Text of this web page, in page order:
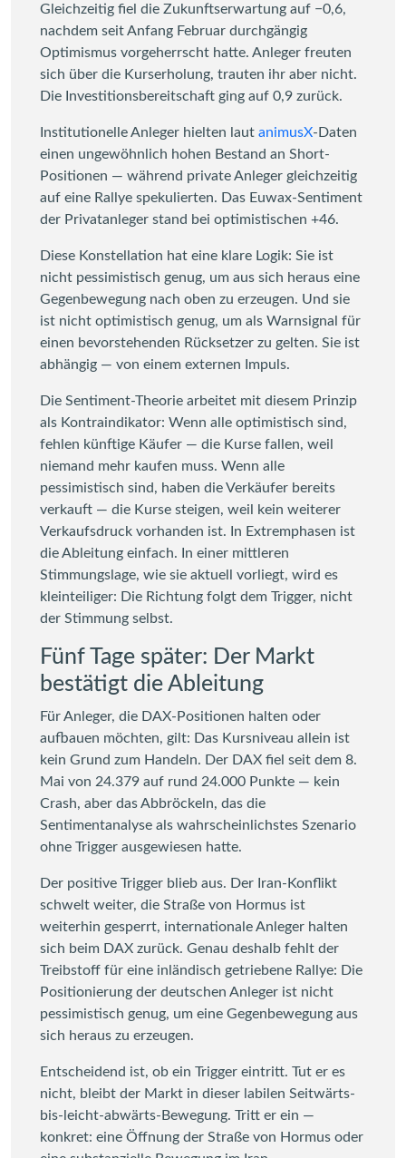
Gleichzeitig fiel die Zukunftserwartung auf −0,6,
nachdem seit Anfang Februar durchgängig
Optimismus vorgeherrscht hatte. Anleger freuten
sich über die Kurserholung, trauten ihr aber nicht.
Die Investitionsbereitschaft ging auf 0,9 zurück.
Institutionelle Anleger hielten laut animusX-Daten
einen ungewöhnlich hohen Bestand an Short-
Positionen — während private Anleger gleichzeitig
auf eine Rallye spekulierten. Das Euwax-Sentiment
der Privatanleger stand bei optimistischen +46.
Diese Konstellation hat eine klare Logik: Sie ist
nicht pessimistisch genug, um aus sich heraus eine
Gegenbewegung nach oben zu erzeugen. Und sie
ist nicht optimistisch genug, um als Warnsignal für
einen bevorstehenden Rücksetzer zu gelten. Sie ist
abhängig — von einem externen Impuls.
Die Sentiment-Theorie arbeitet mit diesem Prinzip
als Kontraindikator: Wenn alle optimistisch sind,
fehlen künftige Käufer — die Kurse fallen, weil
niemand mehr kaufen muss. Wenn alle
pessimistisch sind, haben die Verkäufer bereits
verkauft — die Kurse steigen, weil kein weiterer
Verkaufsdruck vorhanden ist. In Extremphasen ist
die Ableitung einfach. In einer mittleren
Stimmungslage, wie sie aktuell vorliegt, wird es
kleinteiliger: Die Richtung folgt dem Trigger, nicht
der Stimmung selbst.
Fünf Tage später: Der Markt
bestätigt die Ableitung
Für Anleger, die DAX-Positionen halten oder
aufbauen möchten, gilt: Das Kursniveau allein ist
kein Grund zum Handeln. Der DAX fiel seit dem 8.
Mai von 24.379 auf rund 24.000 Punkte — kein
Crash, aber das Abbröckeln, das die
Sentimentanalyse als wahrscheinlichstes Szenario
ohne Trigger ausgewiesen hatte.
Der positive Trigger blieb aus. Der Iran-Konflikt
schwelt weiter, die Straße von Hormus ist
weiterhin gesperrt, internationale Anleger halten
sich beim DAX zurück. Genau deshalb fehlt der
Treibstoff für eine inländisch getriebene Rallye: Die
Positionierung der deutschen Anleger ist nicht
pessimistisch genug, um eine Gegenbewegung aus
sich heraus zu erzeugen.
Entscheidend ist, ob ein Trigger eintritt. Tut er es
nicht, bleibt der Markt in dieser labilen Seitwärts-
bis-leicht-abwärts-Bewegung. Tritt er ein —
konkret: eine Öffnung der Straße von Hormus oder